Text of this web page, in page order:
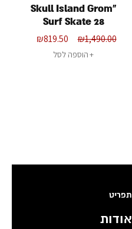
"Skull Island Grom
Surf Skate 28
₪1,490.00
₪819.50
הוספה לסל
תפריט
אודות